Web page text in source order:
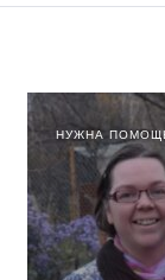
НУЖНА